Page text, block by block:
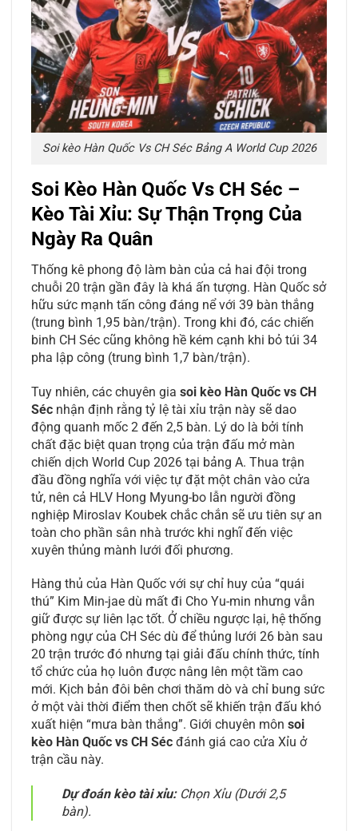
Soi kèo Hàn Quốc Vs CH Séc Bảng A World Cup 2026
Soi Kèo Hàn Quốc Vs CH Séc –
Kèo Tài Xỉu: Sự Thận Trọng Của
Ngày Ra Quân
Thống kê phong độ làm bàn của cả hai đội trong
chuỗi 20 trận gần đây là khá ấn tượng. Hàn Quốc sở
hữu sức mạnh tấn công đáng nể với 39 bàn thắng
(trung bình 1,95 bàn/trận). Trong khi đó, các chiến
binh CH Séc cũng không hề kém cạnh khi bỏ túi 34
pha lập công (trung bình 1,7 bàn/trận).
Tuy nhiên, các chuyên gia soi kèo Hàn Quốc vs CH
Séc nhận định rằng tỷ lệ tài xỉu trận này sẽ dao
động quanh mốc 2 đến 2,5 bàn. Lý do là bởi tính
chất đặc biệt quan trọng của trận đấu mở màn
chiến dịch World Cup 2026 tại bảng A. Thua trận
đầu đồng nghĩa với việc tự đặt một chân vào cửa
tử, nên cả HLV Hong Myung-bo lẫn người đồng
nghiệp Miroslav Koubek chắc chắn sẽ ưu tiên sự an
toàn cho phần sân nhà trước khi nghĩ đến việc
xuyên thủng mành lưới đối phương.
Hàng thủ của Hàn Quốc với sự chỉ huy của “quái
thú” Kim Min-jae dù mất đi Cho Yu-min nhưng vẫn
giữ được sự liên lạc tốt. Ở chiều ngược lại, hệ thống
phòng ngự của CH Séc dù để thủng lưới 26 bàn sau
20 trận trước đó nhưng tại giải đấu chính thức, tính
tổ chức của họ luôn được nâng lên một tầm cao
mới. Kịch bản đôi bên chơi thăm dò và chỉ bung sức
ở một vài thời điểm then chốt sẽ khiến trận đấu khó
xuất hiện “mưa bàn thắng”. Giới chuyên môn soi
kèo Hàn Quốc vs CH Séc đánh giá cao cửa Xỉu ở
trận cầu này.
Dự đoán kèo tài xỉu:Chọn Xỉu (Dưới 2,5
bàn).